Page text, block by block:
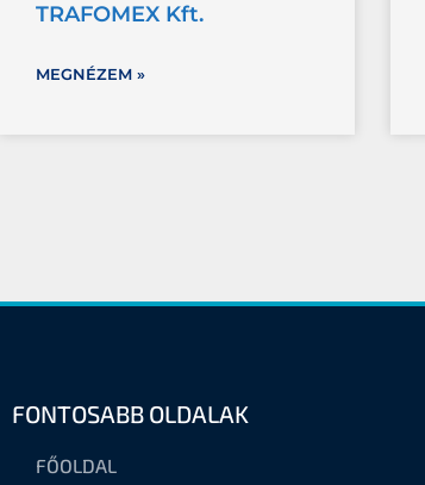
TRAFOMEX Kft.
MEGNÉZEM »
FONTOSABB OLDALAK
FŐOLDAL